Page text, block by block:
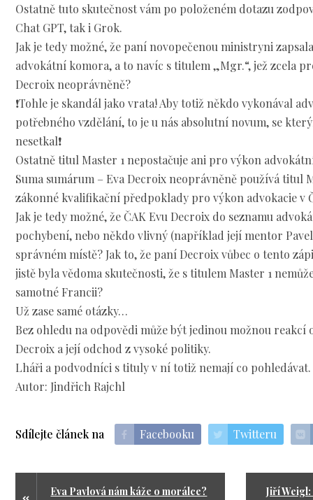
Ostatně tuto skutečnost vám po položeném dotazu
Chat GPT, tak i Grok.
Jak je tedy možné, že paní novopečenou ministryni
advokátní komora, a to navíc s titulem „Mgr.“, jež zcela
Decroix neoprávněně?
❗Tohle je skandál jako vrata! Aby totiž někdo vykonával
potřebného vzdělání, to je u nás absolutní novum, se
nesetkal❗
Ostatně titul Master 1 nepostačuje ani pro výkon
Suma sumárum – Eva Decroix neoprávněně používá titul
zákonné kvalifikační předpoklady pro výkon advokacie v
Jak je tedy možné, že ČAK Evu Decroix do seznamu
pochybení, nebo někdo vlivný (například její mentor
správném místě? Jak to, že paní Decroix vůbec o tento
jistě byla vědoma skutečnosti, že s titulem Master 1
samotné Francii?
Už zase samé otázky…
Bez ohledu na odpovědi může být jedinou možnou reakcí
Decroix a její odchod z vysoké politiky.
Lháři a podvodníci s tituly v ní totiž nemají co pohledávat.
Autor: Jindřich Rajchl
Sdílejte článek na Facebooku Twitteru
Eva Pavlová nám káže o morálce? Jiří